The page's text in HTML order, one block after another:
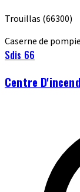
Trouillas (66300)
Caserne de
Sdis 66
Centre